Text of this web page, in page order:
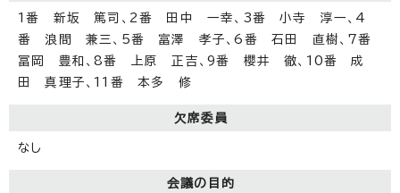
1番 新坂 篤司、2番 田中 一幸、3番 小寺 淳一、4
番 浪間 兼三、5番 富澤 孝子、6番 石田 直樹、7番
冨岡 豊和、8番 上原 正吉、9番 櫻井 徹、10番 成
田 真理子、11番 本多 修
欠席委員
なし
会議の目的